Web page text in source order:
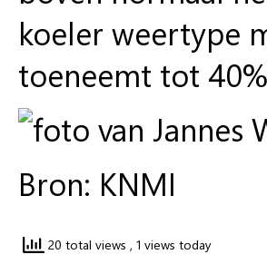
koeler weertype
toeneemt tot
Bron: KNMI
20 total views , 1 views today